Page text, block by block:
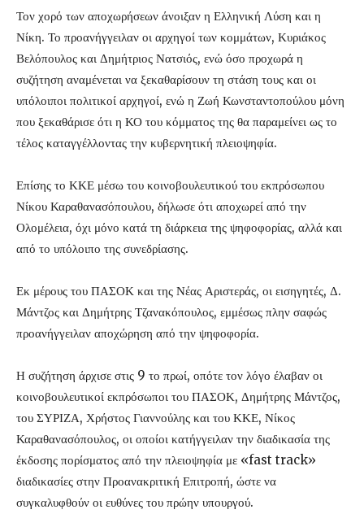
Τον χορό των αποχωρήσεων άνοιξαν η Ελληνική Λύση και η
Νίκη. Το προανήγγειλαν οι αρχηγοί των κομμάτων, Κυριάκος
Βελόπουλος και Δημήτριος Νατσιός, ενώ όσο προχωρά η
συζήτηση αναμένεται να ξεκαθαρίσουν τη στάση τους και οι
υπόλοιποι πολιτικοί αρχηγοί, ενώ η Ζωή Κωνσταντοπούλου μόνη
που ξεκαθάρισε ότι η ΚΟ του κόμματος της θα παραμείνει ως το
τέλος καταγγέλλοντας την κυβερνητική πλειοψηφία.
Επίσης το ΚΚΕ μέσω του κοινοβουλευτικού του εκπρόσωπου
Νίκου Καραθανασόπουλου, δήλωσε ότι αποχωρεί από την
Ολομέλεια, όχι μόνο κατά τη διάρκεια της ψηφοφορίας, αλλά και
από το υπόλοιπο της συνεδρίασης.
Εκ μέρους του ΠΑΣΟΚ και της Νέας Αριστεράς, οι εισηγητές, Δ.
Μάντζος και Δημήτρης Τζανακόπουλος, εμμέσως πλην σαφώς
προανήγγειλαν αποχώρηση από την ψηφοφορία.
Η συζήτηση άρχισε στις 9 το πρωί, οπότε τον λόγο έλαβαν οι
κοινοβουλευτικοί εκπρόσωποι του ΠΑΣΟΚ, Δημήτρης Μάντζος,
του ΣΥΡΙΖΑ, Χρήστος Γιαννούλης και του ΚΚΕ, Νίκος
Καραθανασόπουλος, οι οποίοι κατήγγειλαν την διαδικασία της
έκδοσης πορίσματος από την πλειοψηφία με «fast track»
διαδικασίες στην Προανακριτική Επιτροπή, ώστε να
συγκαλυφθούν οι ευθύνες του πρώην υπουργού.